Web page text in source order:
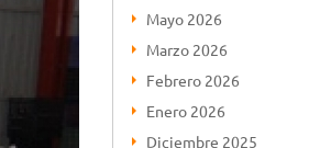
Mayo 2026
Marzo 2026
Febrero 2026
Enero 2026
Diciembre 2025